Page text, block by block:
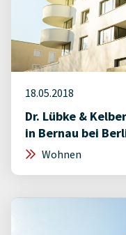
18.05.2018
Dr. Lübke &
in Bernau bei
Wohnen